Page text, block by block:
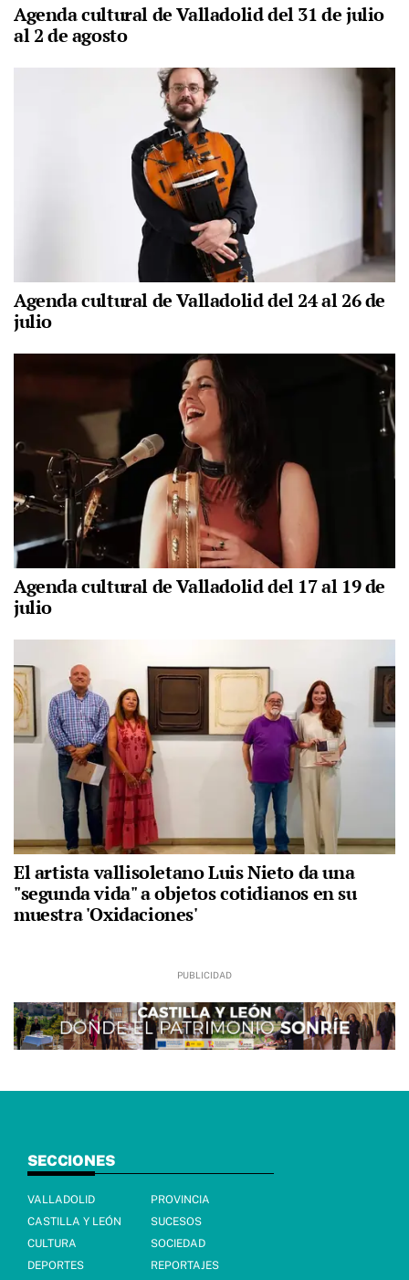
Agenda cultural de Valladolid del 31 de julio
al 2 de agosto
Agenda cultural de Valladolid del 24 al 26 de
julio
Agenda cultural de Valladolid del 17 al 19 de
julio
El artista vallisoletano Luis Nieto da una
"segunda vida" a objetos cotidianos en su
muestra 'Oxidaciones'
SECCIONES
VALLADOLID
PROVINCIA
CASTILLA Y LEÓN
SUCESOS
CULTURA
SOCIEDAD
DEPORTES
REPORTAJES